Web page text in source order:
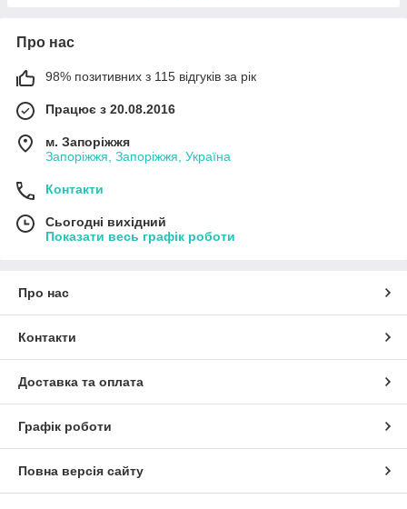
Про нас
98% позитивних з 115 відгуків за рік
Працює з 20.08.2016
м. Запоріжжя
Запоріжжя, Запоріжжя, Україна
Контакти
Сьогодні вихідний
Показати весь графік роботи
Про нас
Контакти
Доставка та оплата
Графік роботи
Повна версія сайту